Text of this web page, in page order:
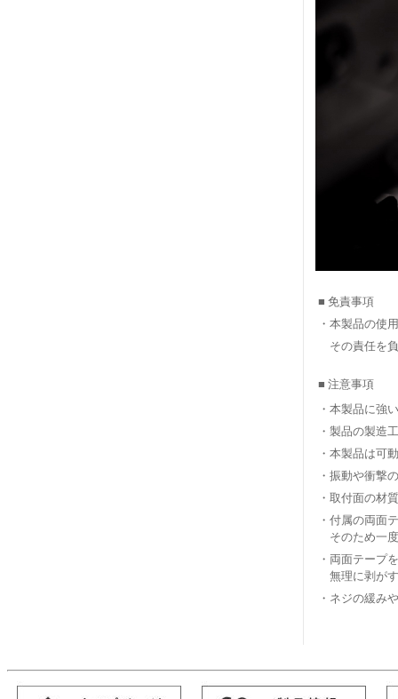
■ 免責事項
・本製品の使
その責任を
■ 注意事項
・本製品に強
・製品の製造
・本製品は可
・振動や衝撃
・取付面の材
・付属の両面
そのため一
・両面テープ
無理に剥が
・ネジの緩み